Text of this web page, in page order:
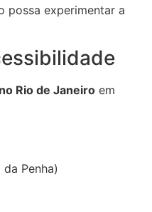
possa experimentar a
Rio de Janeiro em
Penha)